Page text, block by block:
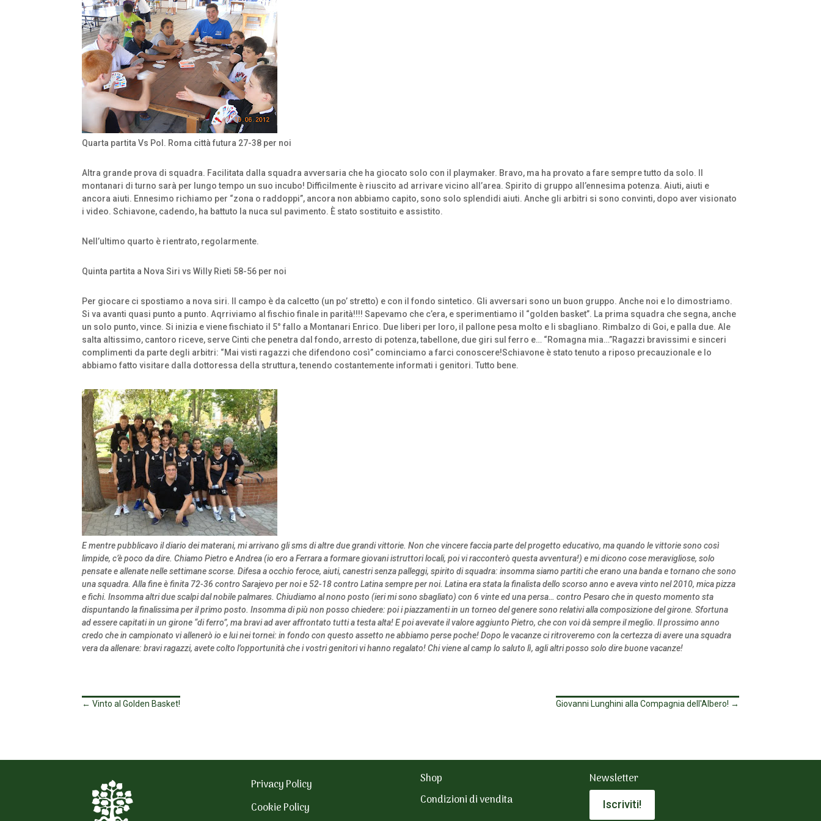
Quarta partita Vs Pol. Roma città futura 27-38 per noi
Altra grande prova di squadra. Facilitata dalla squadra avversaria che ha giocato solo con il playmaker. Bravo, ma ha provato a fare sempre tutto da solo. Il
montanari di turno sarà per lungo tempo un suo incubo! Difficilmente è riuscito ad arrivare vicino all’area. Spirito di gruppo all’ennesima potenza. Aiuti, aiuti e
ancora aiuti. Ennesimo richiamo per “zona o raddoppi”, ancora non abbiamo capito, sono solo splendidi aiuti. Anche gli arbitri si sono convinti, dopo aver visionato
i video. Schiavone, cadendo, ha battuto la nuca sul pavimento. È stato sostituito e assistito.
Nell’ultimo quarto è rientrato, regolarmente.
Quinta partita a Nova Siri vs Willy Rieti 58-56 per noi
Per giocare ci spostiamo a nova siri. Il campo è da calcetto (un po’ stretto) e con il fondo sintetico. Gli avversari sono un buon gruppo. Anche noi e lo dimostriamo.
Si va avanti quasi punto a punto. Aqrriviamo al fischio finale in parità!!!! Sapevamo che c’era, e sperimentiamo il “golden basket”. La prima squadra che segna, anche
un solo punto, vince. Si inizia e viene fischiato il 5° fallo a Montanari Enrico. Due liberi per loro, il pallone pesa molto e li sbagliano. Rimbalzo di Goi, e palla due. Ale
salta altissimo, cantoro riceve, serve Cinti che penetra dal fondo, arresto di potenza, tabellone, due giri sul ferro e… “Romagna mia…”Ragazzi bravissimi e sinceri
complimenti da parte degli arbitri: “Mai visti ragazzi che difendono così” cominciamo a farci conoscere!Schiavone è stato tenuto a riposo precauzionale e lo
abbiamo fatto visitare dalla dottoressa della struttura, tenendo costantemente informati i genitori. Tutto bene.
E mentre pubblicavo il diario dei materani, mi arrivano gli sms di altre due grandi vittorie. Non che vincere faccia parte del progetto educativo, ma quando le vittorie sono così
limpide, c’è poco da dire. Chiamo Pietro e Andrea (io ero a Ferrara a formare giovani istruttori locali, poi vi racconterò questa avventura!) e mi dicono cose meravigliose, solo
pensate e allenate nelle settimane scorse. Difesa a occhio feroce, aiuti, canestri senza palleggi, spirito di squadra: insomma siamo partiti che erano una banda e tornano che sono
una squadra. Alla fine è finita 72-36 contro Sarajevo per noi e 52-18 contro Latina sempre per noi. Latina era stata la finalista dello scorso anno e aveva vinto nel 2010, mica pizza
e fichi. Insomma altri due scalpi dal nobile palmares. Chiudiamo al nono posto (ieri mi sono sbagliato) con 6 vinte ed una persa… contro Pesaro che in questo momento sta
dispuntando la finalissima per il primo posto. Insomma di più non posso chiedere: poi i piazzamenti in un torneo del genere sono relativi alla composizione del girone. Sfortuna
ad essere capitati in un girone “di ferro”, ma bravi ad aver affrontato tutti a testa alta! E poi avevate il valore aggiunto Pietro, che con voi dà sempre il meglio. Il prossimo anno
credo che in campionato vi allenerò io e lui nei tornei: in fondo con questo assetto ne abbiamo perse poche! Dopo le vacanze ci ritroveremo con la certezza di avere una squadra
vera da allenare: bravi ragazzi, avete colto l’opportunità che i vostri genitori vi hanno regalato! Chi viene al camp lo saluto lì, agli altri posso solo dire buone vacanze!
←Vinto al Golden Basket! Giovanni Lunghini alla Compagnia dell'Albero! →
Privacy Policy
Cookie Policy
Shop
Condizioni di vendita
Newsletter
Iscriviti!